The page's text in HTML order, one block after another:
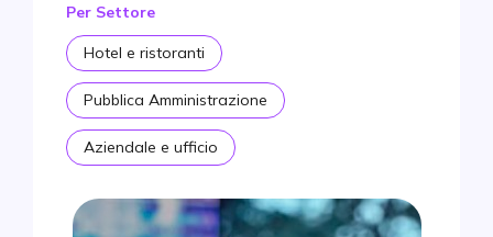
Per Settore
Hotel e ristoranti
Pubblica Amministrazione
Aziendale e ufficio